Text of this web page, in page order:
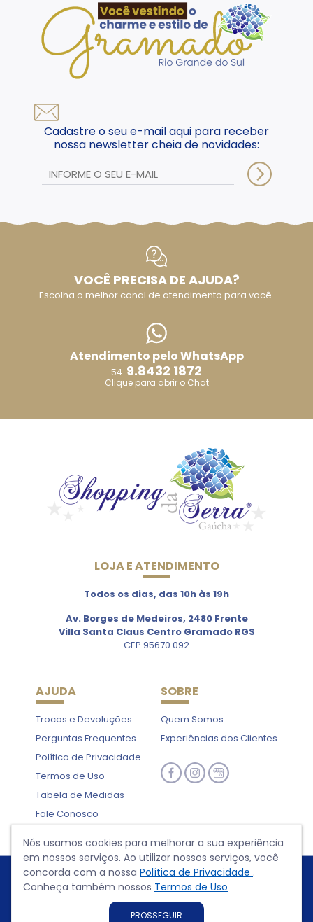
Nós usamos cookies para melhorar a sua experiência
em nossos serviços. Ao utilizar nossos serviços, você
concorda com a nossa Política de Privacidade .
Conheça também nossos Termos de Uso
PROSSEGUIR
Cadastre o seu e-mail aqui para receber
nossa newsletter cheia de novidades:
VOCÊ PRECISA DE AJUDA?
Escolha o melhor canal de atendimento para você.
Atendimento pelo WhatsApp
54. 9.8432 1872
Clique para abrir o Chat
LOJA E ATENDIMENTO
Todos os dias, das 10h às 19h
Av. Borges de Medeiros, 2480 Frente
Villa Santa Claus Centro Gramado RGS
CEP 95670.092
AJUDA
Trocas e Devoluções
Perguntas Frequentes
Política de Privacidade
Termos de Uso
Tabela de Medidas
Fale Conosco
SOBRE
Quem Somos
Experiências dos Clientes